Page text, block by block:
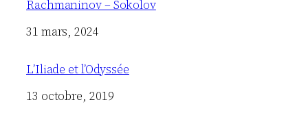
Rachmaninov – Sokolov
Date
31 mars, 2024
L’Iliade et l’Odyssée
Date
13 octobre, 2019